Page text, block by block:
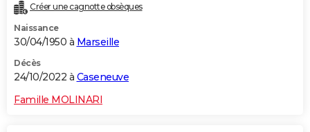
Créer une cagnotte obsèques
Naissance
30/04/1950 à Marseille
Décès
24/10/2022 à Caseneuve
Famille MOLINARI